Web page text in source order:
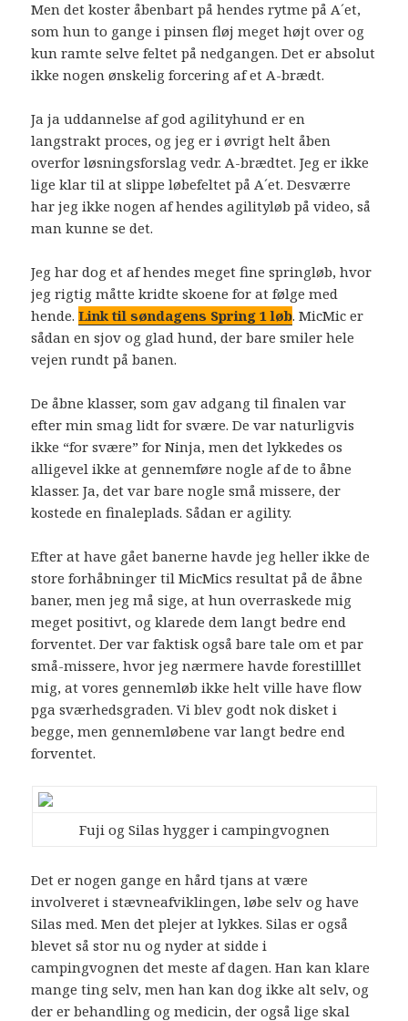
Men det koster åbenbart på hendes rytme på A´et,
som hun to gange i pinsen fløj meget højt over og
kun ramte selve feltet på nedgangen. Det er absolut
ikke nogen ønskelig forcering af et A-brædt.
Ja ja uddannelse af god agilityhund er en
langstrakt proces, og jeg er i øvrigt helt åben
overfor løsningsforslag vedr. A-brædtet. Jeg er ikke
lige klar til at slippe løbefeltet på A´et. Desværre
har jeg ikke nogen af hendes agilityløb på video, så
man kunne se det.
Jeg har dog et af hendes meget fine springløb, hvor
jeg rigtig måtte kridte skoene for at følge med
hende.Link til søndagens Spring 1 løb. MicMic er
sådan en sjov og glad hund, der bare smiler hele
vejen rundt på banen.
De åbne klasser, som gav adgang til finalen var
efter min smag lidt for svære. De var naturligvis
ikke “for svære” for Ninja, men det lykkedes os
alligevel ikke at gennemføre nogle af de to åbne
klasser. Ja, det var bare nogle små missere, der
kostede en finaleplads. Sådan er agility.
Efter at have gået banerne havde jeg heller ikke de
store forhåbninger til MicMics resultat på de åbne
baner, men jeg må sige, at hun overraskede mig
meget positivt, og klarede dem langt bedre end
forventet. Der var faktisk også bare tale om et par
små-missere, hvor jeg nærmere havde forestilllet
mig, at vores gennemløb ikke helt ville have flow
pga sværhedsgraden. Vi blev godt nok disket i
begge, men gennemløbene var langt bedre end
forventet.
Fuji og Silas hygger i campingvognen
Det er nogen gange en hård tjans at være
involveret i stævneafviklingen, løbe selv og have
Silas med. Men det plejer at lykkes. Silas er også
blevet så stor nu og nyder at sidde i
campingvognen det meste af dagen. Han kan klare
mange ting selv, men han kan dog ikke alt selv, og
der er behandling og medicin, der også lige skal